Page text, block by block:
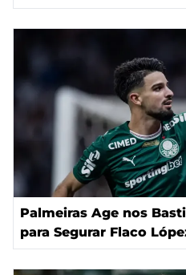
Palmeiras Age nos
para Segurar Flaco